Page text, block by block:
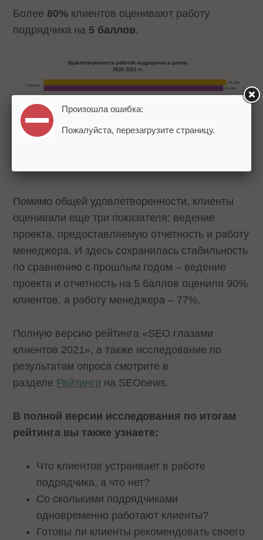
Более 80% клиентов оценивают работу
подрядчика на 5 баллов.
Помимо общей удовлетворенности, клиенты
оценивали еще три показателя: ведение
проекта, предоставляемую отчетность и работу
менеджера. И здесь сохранилась стабильность
по сравнению с прошлым годом – ведение
проекта и отчетность на 5 баллов оценили 90%
клиентов, а работу менеджера – 77%.
Полную версию рейтинга «SEO глазами
клиентов 2021», а также исследование по
результатам опроса смотрите в
разделе Рейтинги на SEOnews.
В полной версии исследования по итогам
рейтинга вы также узнаете:
Что клиентов устраивает в работе
подрядчика, а что нет?
Со сколькими подрядчиками
одновременно работают клиенты?
Готовы ли клиенты рекомендовать своего
Произошла ошибка:
Пожалуйста, перезагрузите страницу.